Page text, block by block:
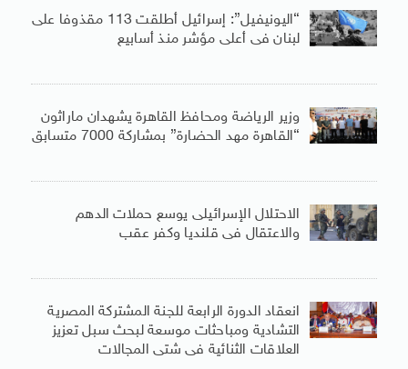
“اليونيفيل”: إسرائيل أطلقت 113 مقذوفا على
لبنان فى أعلى مؤشر منذ أسابيع
وزير الرياضة ومحافظ القاهرة يشهدان ماراثون
“القاهرة مهد الحضارة” بمشاركة 7000 متسابق
الاحتلال الإسرائيلى يوسع حملات الدهم
والاعتقال فى قلنديا وكفر عقب
انعقاد الدورة الرابعة للجنة المشتركة المصرية
التشادية ومباحثات موسعة لبحث سبل تعزيز
العلاقات الثنائية فى شتى المجالات